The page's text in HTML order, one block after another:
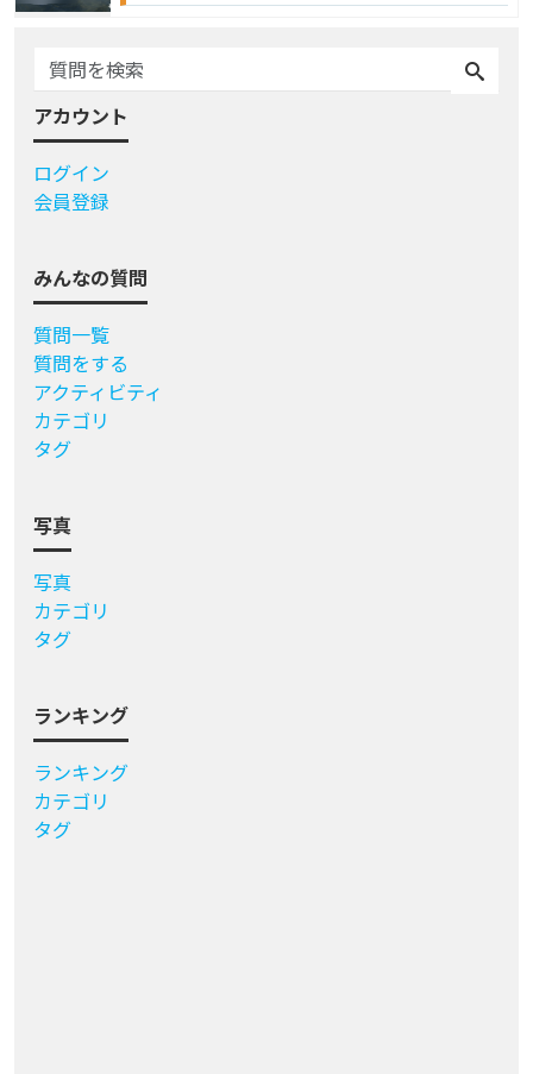
アカウント
ログイン
会員登録
みんなの質問
質問一覧
質問をする
アクティビティ
カテゴリ
タグ
写真
写真
カテゴリ
タグ
ランキング
ランキング
カテゴリ
タグ